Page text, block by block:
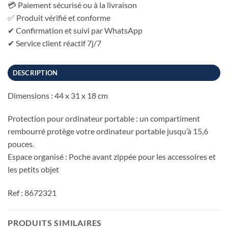
💳 Paiement sécurisé ou à la livraison
✅ Produit vérifié et conforme
✔ Confirmation et suivi par WhatsApp
✔ Service client réactif 7j/7
DESCRIPTION
Dimensions : 44 x 31 x 18 cm
Protection pour ordinateur portable : un compartiment
rembourré protège votre ordinateur portable jusqu’à 15,6
pouces.
Espace organisé : Poche avant zippée pour les accessoires et
les petits objet
Ref : 8672321
PRODUITS SIMILAIRES